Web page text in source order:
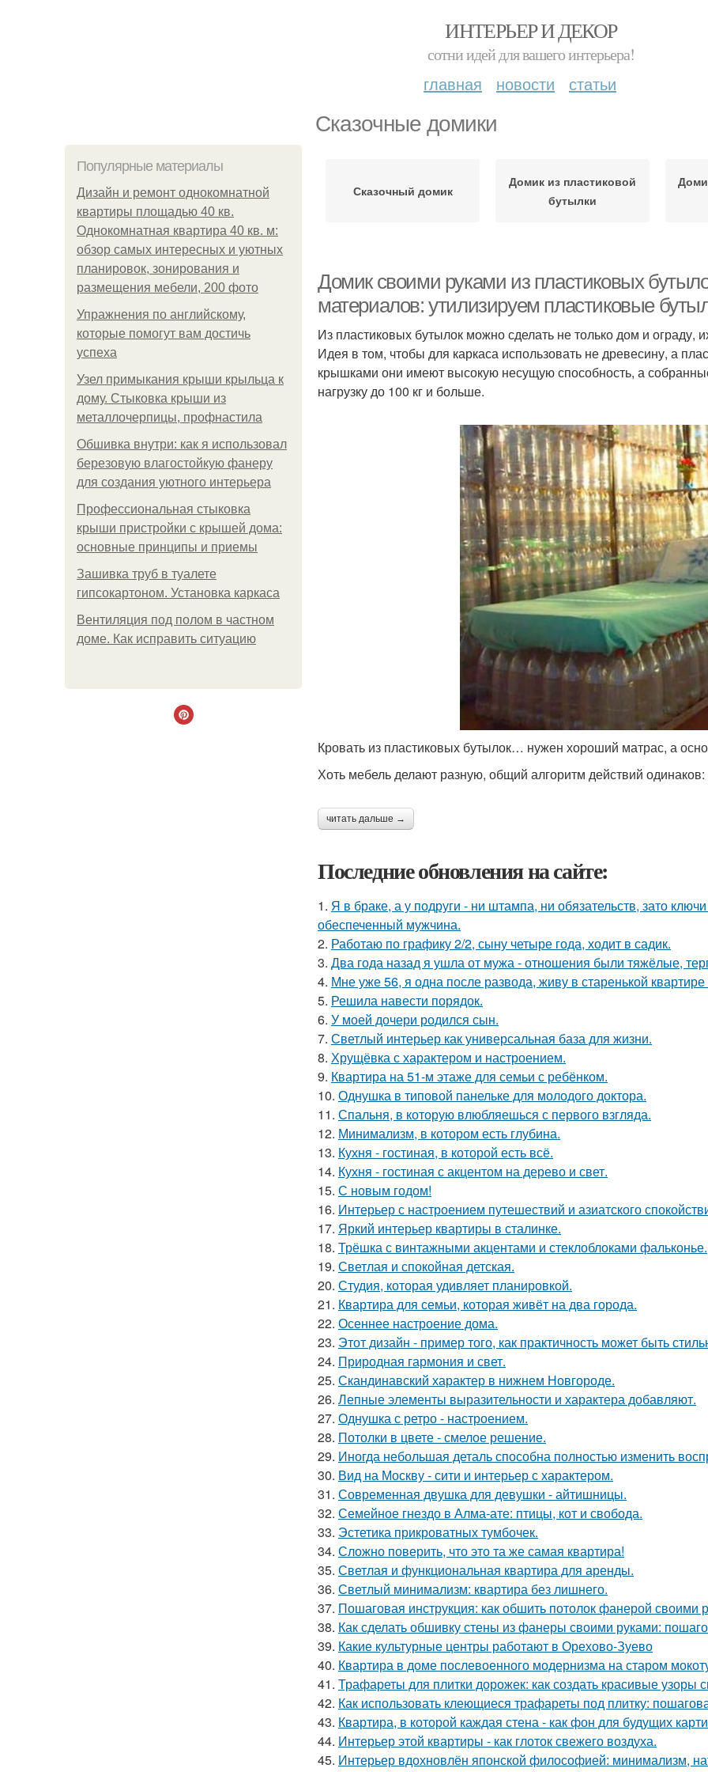
ИНТЕРЬЕР И ДЕКОР
сотни идей для вашего интерьера!
главная новости статьи
Сказочные домики
Популярные материалы
Дизайн и ремонт однокомнатной
квартиры площадью 40 кв.
Однокомнатная квартира 40 кв. м:
обзор самых интересных и уютных
планировок, зонирования и
размещения мебели, 200 фото
Упражнения по английскому,
которые помогут вам достичь
успеха
Узел примыкания крыши крыльца к
дому. Стыковка крыши из
металлочерпицы, профнастила
Обшивка внутри: как я использовал
березовую влагостойкую фанеру
для создания уютного интерьера
Профессиональная стыковка
крыши пристройки с крышей дома:
основные принципы и приемы
Зашивка труб в туалете
гипсокартоном. Установка каркаса
Вентиляция под полом в частном
доме. Как исправить ситуацию
Сказочный домик
Домик из пластиковой
бутылки
Домик своими руками из пластиковых
материалов: утилизируем пластиковые
Из пластиковых бутылок можно сделать не только дом и ограду,
Идея в том, чтобы для каркаса использовать не древесину, а
крышками они имеют высокую несущую способность, а
нагрузку до 100 кг и больше.
Кровать из пластиковых бутылок… нужен хороший матрас, а
Хоть мебель делают разную, общий алгоритм действий одинаков:
читать дальше →
Последние обновления на сайте:
1. Я в браке, а у подруги - ни штампа, ни обязательств, зато
обеспеченный мужчина.
2. Работаю по графику 2/2, сыну четыре года, ходит в садик.
3. Два года назад я ушла от мужа - отношения были тяжёлые,
4. Мне уже 56, я одна после развода, живу в старенькой квартире
5. Решила навести порядок.
6. У моей дочери родился сын.
7. Светлый интерьер как универсальная база для жизни.
8. Хрущёвка с характером и настроением.
9. Квартира на 51-м этаже для семьи с ребёнком.
10. Однушка в типовой панельке для молодого доктора.
11. Спальня, в которую влюбляешься с первого взгляда.
12. Минимализм, в котором есть глубина.
13. Кухня - гостиная, в которой есть всё.
14. Кухня - гостиная с акцентом на дерево и свет.
15. С новым годом!
16. Интерьер с настроением путешествий и азиатского
17. Яркий интерьер квартиры в сталинке.
18. Трёшка с винтажными акцентами и стеклоблоками фальконье.
19. Светлая и спокойная детская.
20. Студия, которая удивляет планировкой.
21. Квартира для семьи, которая живёт на два города.
22. Осеннее настроение дома.
23. Этот дизайн - пример того, как практичность может быть
24. Природная гармония и свет.
25. Скандинавский характер в нижнем Новгороде.
26. Лепные элементы выразительности и характера добавляют.
27. Однушка с ретро - настроением.
28. Потолки в цвете - смелое решение.
29. Иногда небольшая деталь способна полностью изменить
30. Вид на Москву - сити и интерьер с характером.
31. Современная двушка для девушки - айтишницы.
32. Семейное гнездо в Алма-ате: птицы, кот и свобода.
33. Эстетика прикроватных тумбочек.
34. Сложно поверить, что это та же самая квартира!
35. Светлая и функциональная квартира для аренды.
36. Светлый минимализм: квартира без лишнего.
37. Пошаговая инструкция: как обшить потолок фанерой своими
38. Как сделать обшивку стены из фанеры своими руками:
39. Какие культурные центры работают в Орехово-Зуево
40. Квартира в доме послевоенного модернизма на старом
41. Трафареты для плитки дорожек: как создать красивые узоры
42. Как использовать клеющиеся трафареты под плитку:
43. Квартира, в которой каждая стена - как фон для будущих
44. Интерьер этой квартиры - как глоток свежего воздуха.
45. Интерьер вдохновлён японской философией: минимализм,